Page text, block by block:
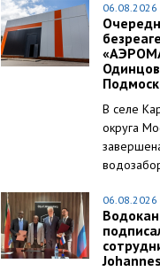
06.08.2026
В селе
округа
06.08.2026